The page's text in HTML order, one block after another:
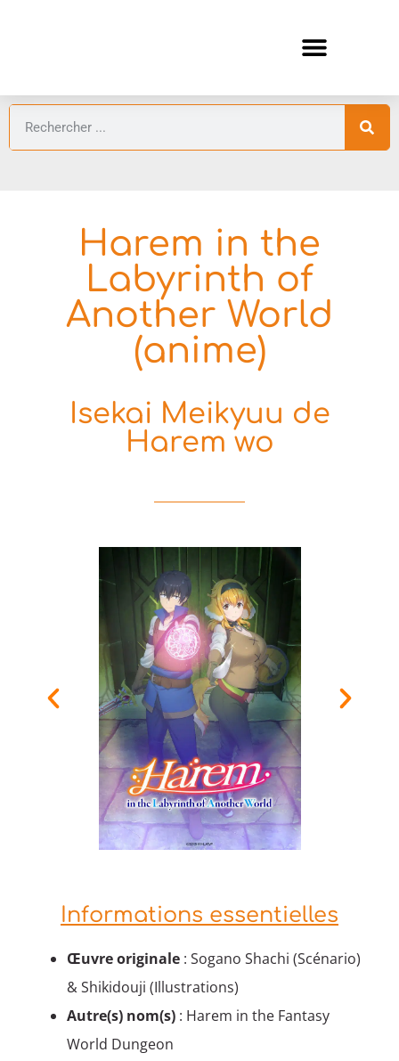
Harem in the
Labyrinth of
Another World
(anime)
Isekai Meikyuu de
Harem wo
Informations essentielles
Œuvre originale : Sogano Shachi (Scénario)
& Shikidouji (Illustrations)
Autre(s) nom(s) : Harem in the Fantasy
World Dungeon